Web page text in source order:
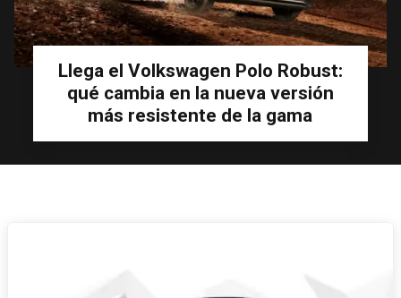
Llega el Volkswagen Polo Robust:
qué cambia en la nueva versión
más resistente de la gama